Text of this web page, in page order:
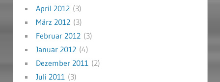
April 2012(3)
März 2012(3)
Februar 2012(3)
Januar 2012(4)
Dezember 2011 (2)
Juli 2011 (3)